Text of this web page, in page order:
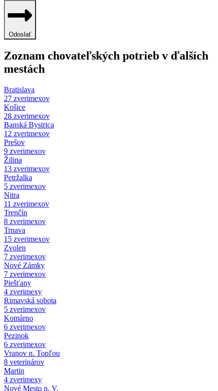
Odoslať
Zoznam chovateľských potrieb v ďalších
mestách
Bratislava
27 zverimexov
Košice
28 zverimexov
Banská Bystrica
12 zverimexov
Prešov
9 zverimexov
Žilina
13 zverimexov
Petržalka
5 zverimexov
Nitra
11 zverimexov
Trenčín
8 zverimexov
Trnava
15 zverimexov
Zvolen
7 zverimexov
Nové Zámky
7 zverimexov
Piešťany
4 zverimexy
Rimavská sobota
5 zverimexov
Komárno
6 zverimexov
Pezinok
6 zverimexov
Vranov n. Topľou
8 veterinárov
Martin
4 zverimexy
Nové Mesto n. V.